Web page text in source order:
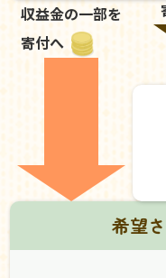
収益金の一部を
寄付へ
希望